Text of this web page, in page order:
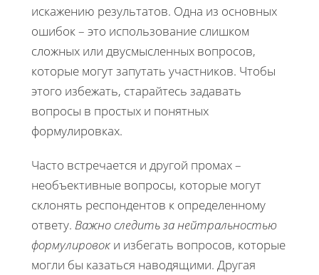
искажению результатов. Одна из основных
ошибок – это использование слишком
сложных или двусмысленных вопросов,
которые могут запутать участников. Чтобы
этого избежать, старайтесь задавать
вопросы в простых и понятных
формулировках.
Часто встречается и другой промах –
необъективные вопросы, которые могут
склонять респондентов к определенному
ответу. Важно следить за нейтральностью
формулировок и избегать вопросов, которые
могли бы казаться наводящими. Другая